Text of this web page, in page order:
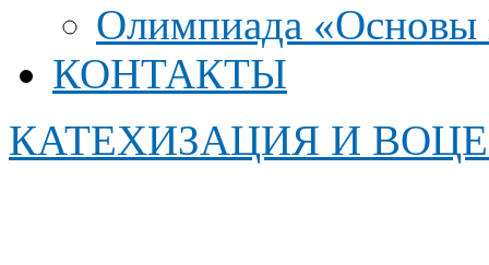
Олимпиада «Основы
КОНТАКТЫ
КАТЕХИЗАЦИЯ И